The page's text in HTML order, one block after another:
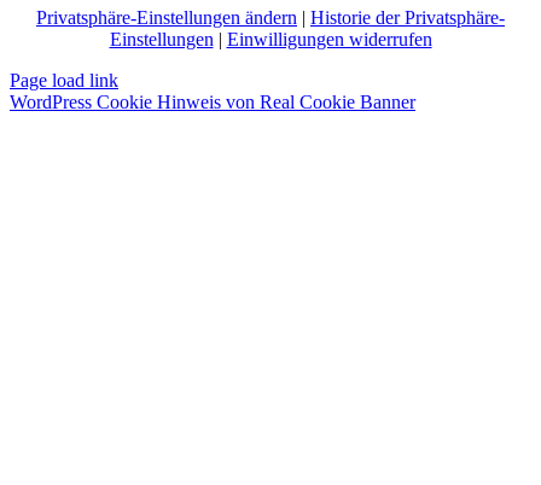
Privatsphäre-Einstellungen ändern | Historie der Privatsphäre-
Einstellungen| Einwilligungen widerrufen
Page load link
WordPress Cookie Hinweis von Real Cookie Banner